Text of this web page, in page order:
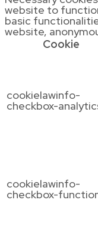
website to
basic
website,
Cookie
cookielawinfo-
checkbox-
cookielawinfo-
checkbox-